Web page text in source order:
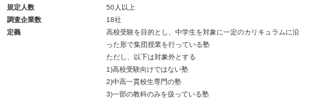
規定人数
50人以上
調査企業数
18社
定義
高校受験を目的とし、中学生を対象に一定のカリキュラムに沿
った形で集団授業を行っている塾
ただし、以下は対象外とする
1)高校受験向けではない塾
2)中高一貫校生専門の塾
3)一部の教科のみを扱っている塾